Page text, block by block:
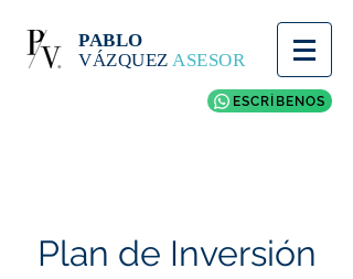
PABLO
VÁZQUEZASESOR
ESCRÍBENOS
Plan de Inversión